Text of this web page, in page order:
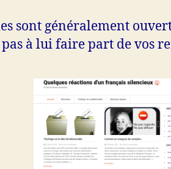
sont généralement
pas à lui faire part de vos